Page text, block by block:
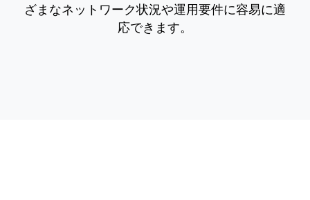
ざまなネットワーク状況や運用要件に容易に適
応できます。